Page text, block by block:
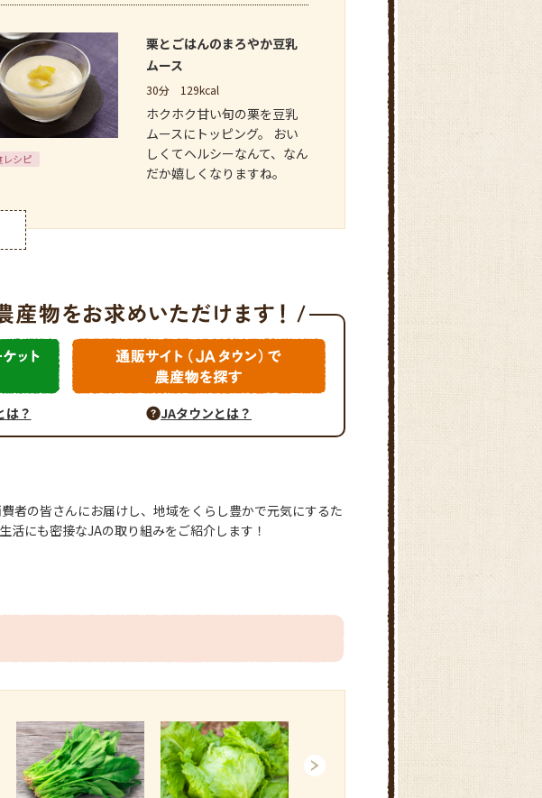
レシピ
栗とごはんのまろやか豆乳
ムース
30分 129kcal
ホクホク甘い旬の栗を豆乳
ムースにトッピング。 おい
しくてヘルシーなんて、なん
だか嬉しくなりますね。
は？ JAタウンとは？
者の皆さんにお届けし、地域をくらし豊かで元気にするた
活にも密接なJAの取り組みをご紹介します！